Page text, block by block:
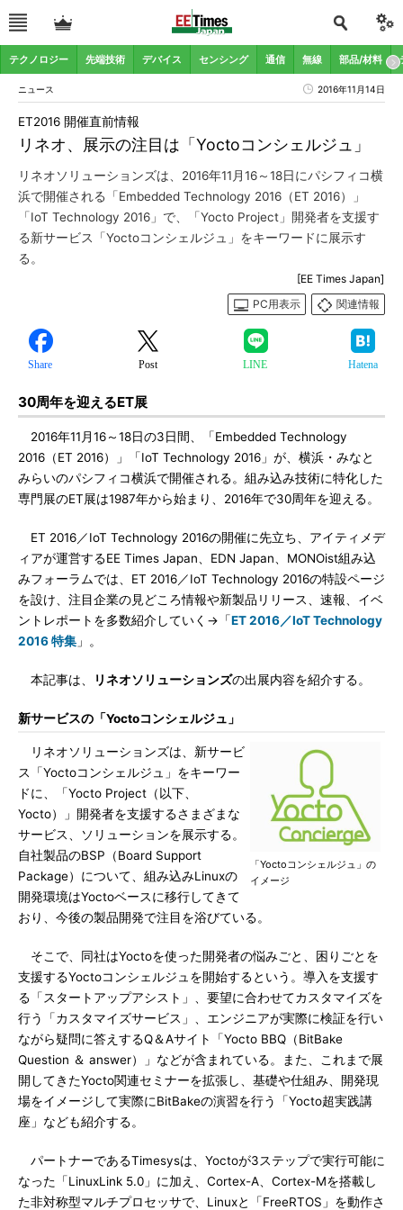
テクノロジー 先端技術 デバイス センシング 通信 無線 部品/材料
ニュース 2016年11月14日
リネオ、展示の注目は「Yoctoコンシェルジュ」
ET2016 開催直前情報
リネオソリューションズは、2016年11月16～18日にパシフィコ横
浜で開催される「Embedded Technology 2016（ET 2016）」
「IoT Technology 2016」で、「Yocto Project」開発者を支援す
る新サービス「Yoctoコンシェルジュ」をキーワードに展示す
る。
[EE Times Japan]
PC用表示
関連情報
Share Post LINE Hatena
30周年を迎えるET展
2016年11月16～18日の3日間、「Embedded Technology
2016（ET 2016）」「IoT Technology 2016」が、横浜・みなと
みらいのパシフィコ横浜で開催される。組み込み技術に特化した
専門展のET展は1987年から始まり、2016年で30周年を迎える。
ET 2016／IoT Technology 2016の開催に先立ち、アイティメデ
ィアが運営するEE Times Japan、EDN Japan、MONOist組み込
みフォーラムでは、ET 2016／IoT Technology 2016の特設ページ
を設け、注目企業の見どころ情報や新製品リリース、速報、イベ
ントレポートを多数紹介していく→「ET 2016／IoT Technology
2016 特集 」。
本記事は、 リネオソリューションズの出展内容を紹介する。
新サービスの「Yoctoコンシェルジュ」
「Yoctoコンシェルジュ」の
イメージ
リネオソリューションズは、新サービ
ス「Yoctoコンシェルジュ」をキーワー
ドに、「Yocto Project（以下、
Yocto）」開発者を支援するさまざまな
サービス、ソリューションを展示する。
自社製品のBSP（Board Support
Package）について、組み込みLinuxの
開発環境はYoctoベースに移行してきて
おり、今後の製品開発で注目を浴びている。
そこで、同社はYoctoを使った開発者の悩みごと、困りごとを
支援するYoctoコンシェルジュを開始するという。導入を支援す
る「スタートアップアシスト」、要望に合わせてカスタマイズを
行う「カスタマイズサービス」、エンジニアが実際に検証を行い
ながら疑問に答えするQ＆Aサイト「Yocto BBQ（BitBake
Question ＆ answer）」などが含まれている。また、これまで展
開してきたYocto関連セミナーを拡張し、基礎や仕組み、開発現
場をイメージして実際にBitBakeの演習を行う「Yocto超実践講
座」なども紹介する。
パートナーであるTimesysは、Yoctoが3ステップで実行可能に
なった「LinuxLink 5.0」に加え、Cortex-A、Cortex-Mを搭載し
た非対称型マルチプロセッサで、Linuxと「FreeRTOS」を動作さ